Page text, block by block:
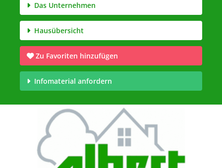
Das Unternehmen
Hausübersicht
Zu Favoriten hinzufügen
Infomaterial anfordern